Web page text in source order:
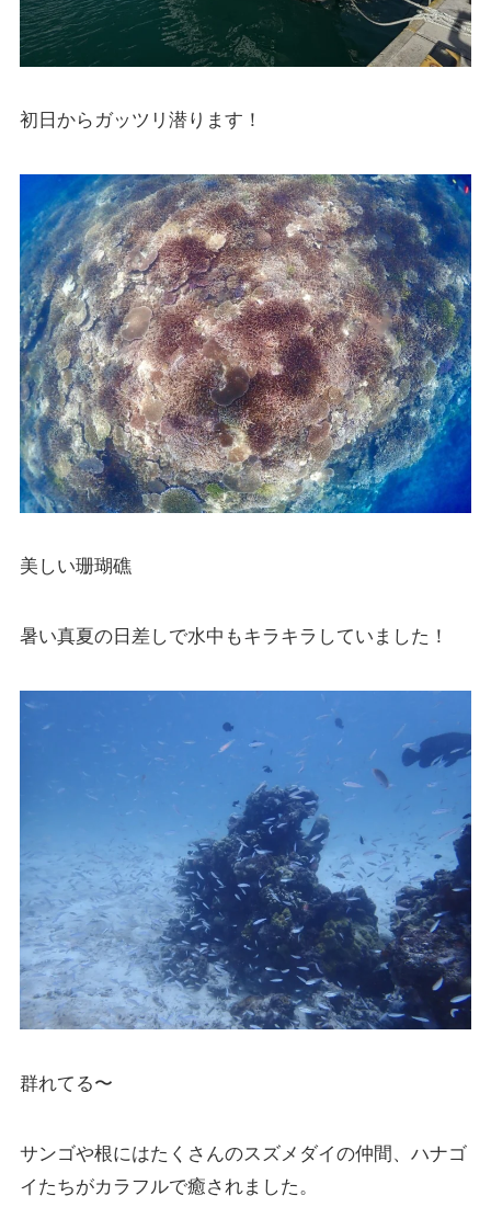
初日からガッツリ潜ります！
美しい珊瑚礁
暑い真夏の日差しで水中もキラキラしていました！
群れてる〜
サンゴや根にはたくさんのスズメダイの仲間、ハナゴ
イたちがカラフルで癒されました。